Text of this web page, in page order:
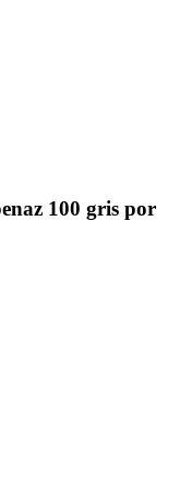
100 gris por